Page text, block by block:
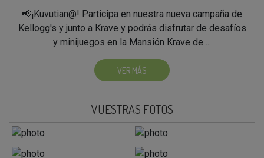
📢​¡Kuvutian@! Participa en nuestra nueva campaña de
Kellogg's y junto a Krave y podrás disfrutar de desafíos
y minijuegos en la Mansión Krave de ...
VER MÁS
VUESTRAS FOTOS